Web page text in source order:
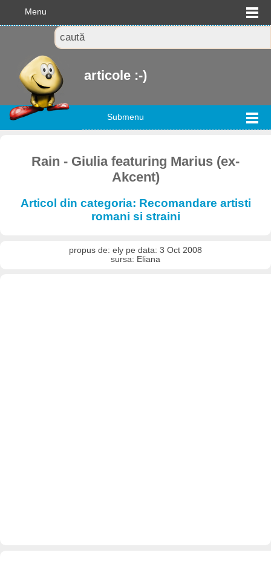
Menu
articole :-)
Submenu
Rain - Giulia featuring Marius (ex-
Akcent)
Articol din categoria: Recomandare artisti
romani si straini
propus de: ely pe data: 3 Oct 2008
sursa: Eliana